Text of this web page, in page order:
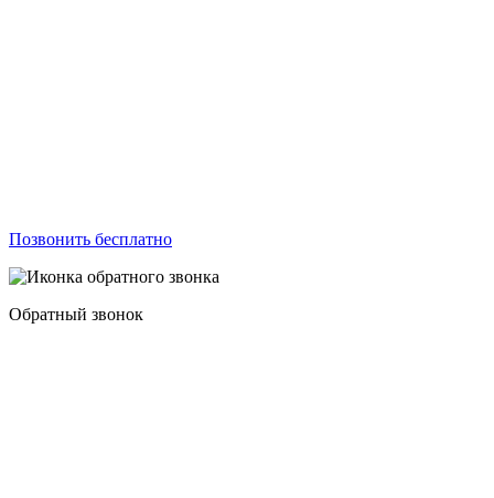
Позвонить бесплатно
Обратный звонок